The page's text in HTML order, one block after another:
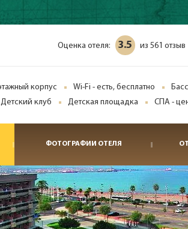
Оценка отеля: 3.5 из 561 отзыв
корпус Wi-Fi - есть, бесплатно
Детский клуб Детская площадка СПА -
ФОТОГРАФИИ ОТЕЛЯ